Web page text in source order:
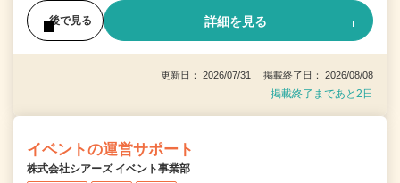
後で見る 詳細を見る
更新日： 2026/07/31 掲載終了日： 2026/08/08
掲載終了まであと2日
イベントの運営サポート
株式会社シアーズ イベント事業部